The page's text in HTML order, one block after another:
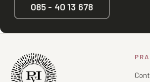
085 - 40 13 678